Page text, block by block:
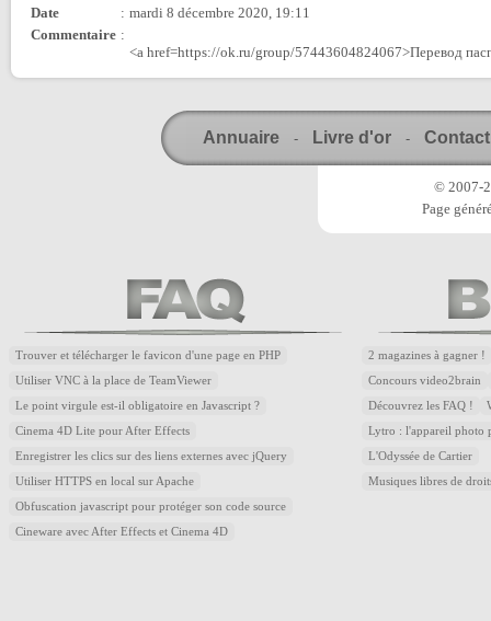
Date
: mardi 8 décembre 2020, 19:11
Commentaire :
<a href=https://ok.ru/group/57443604824067>Перевод
Annuaire - Livre d'or - Contact
© 2007-
Page
Trouver et télécharger le favicon d'une page en PHP
Utiliser VNC à la place de TeamViewer
Le point virgule est-il obligatoire en Javascript ?
Cinema 4D Lite pour After Effects
Enregistrer les clics sur des liens externes avec jQuery
Utiliser HTTPS en local sur Apache
Obfuscation javascript pour protéger son code source
Cineware avec After Effects et Cinema 4D
2 magazines à gagner !
Concours video2brain
Découvrez les FAQ !
Lytro : l'appareil photo
L'Odyssée de Cartier
Musiques libres de